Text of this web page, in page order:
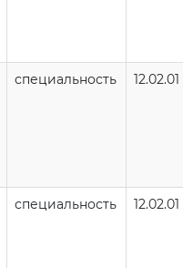
специальность 12.02.01
специальность 12.02.01